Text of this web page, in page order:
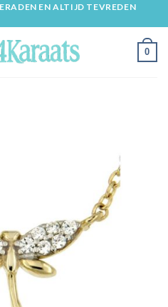
EN ALTIJD TEVREDEN
0